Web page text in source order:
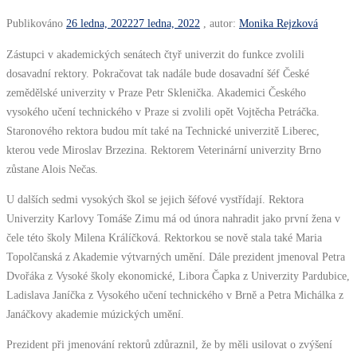
Publikováno 26 ledna, 202227 ledna, 2022 , autor: Monika Rejzková
Zástupci v akademických senátech čtyř univerzit do funkce zvolili
dosavadní rektory. Pokračovat tak nadále bude dosavadní šéf České
zemědělské univerzity v Praze Petr Sklenička. Akademici Českého
vysokého učení technického v Praze si zvolili opět Vojtěcha Petráčka.
Staronového rektora budou mít také na Technické univerzitě Liberec,
kterou vede Miroslav Brzezina. Rektorem Veterinární univerzity Brno
zůstane Alois Nečas.
U dalších sedmi vysokých škol se jejich šéfové vystřídají. Rektora
Univerzity Karlovy Tomáše Zimu má od února nahradit jako první žena v
čele této školy Milena Králíčková. Rektorkou se nově stala také Maria
Topolčanská z Akademie výtvarných umění. Dále prezident jmenoval Petra
Dvořáka z Vysoké školy ekonomické, Libora Čapka z Univerzity Pardubice,
Ladislava Janíčka z Vysokého učení technického v Brně a Petra Michálka z
Janáčkovy akademie múzických umění.
Prezident při jmenování rektorů zdůraznil, že by měli usilovat o zvýšení